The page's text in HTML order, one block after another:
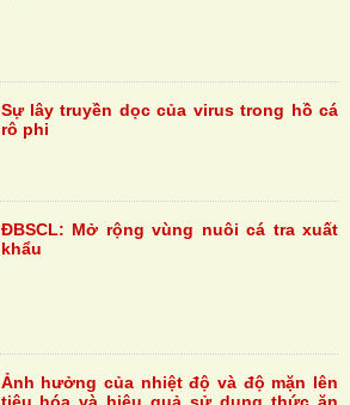
Sự lây truyền dọc của virus trong hồ cá
rô phi
ĐBSCL: Mở rộng vùng nuôi cá tra xuất
khẩu
Ảnh hưởng của nhiệt độ và độ mặn lên
tiêu hóa và hiệu quả sử dụng thức ăn